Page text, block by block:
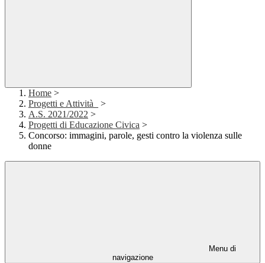
Home >
Progetti e Attività_
>
A.S. 2021/2022 >
Progetti di Educazione Civica >
Concorso: immagini, parole, gesti contro la violenza sulle
donne
Menu di
navigazione